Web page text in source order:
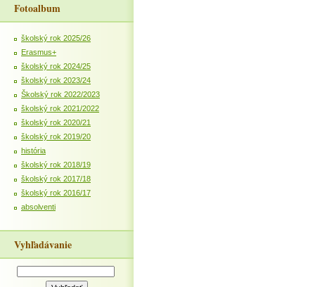
Fotoalbum
školský rok 2025/26
Erasmus+
školský rok 2024/25
školský rok 2023/24
Školský rok 2022/2023
školský rok 2021/2022
školský rok 2020/21
školský rok 2019/20
história
školský rok 2018/19
školský rok 2017/18
školský rok 2016/17
absolventi
Vyhľadávanie